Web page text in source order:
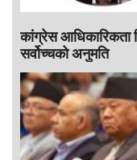
कांग्रेस आधिकारिकता
सर्वोच्चको अनुमति